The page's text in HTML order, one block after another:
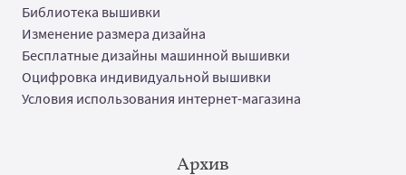
Библиотека вышивки
Изменение размера дизайна
Бесплатные дизайны машинной вышивки
Оцифровка индивидуальной вышивки
Условия использования интернет-магазина
Архив